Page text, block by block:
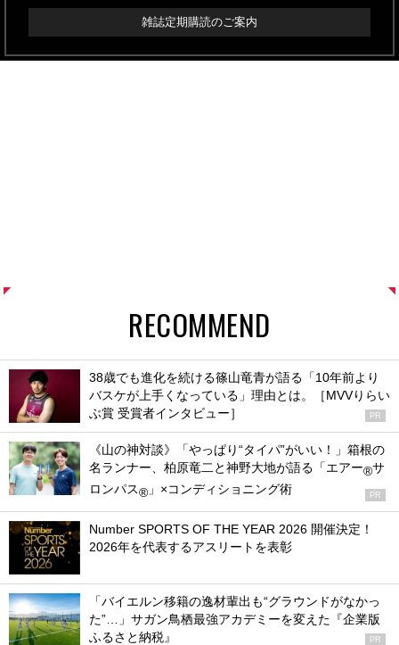
雑誌定期購読のご案内
RECOMMEND
38歳でも進化を続ける篠山竜青が語る「10年前より
バスケが上手くなっている」理由とは。［MVVりらい
ぶ賞 受賞者インタビュー］
PR
《山の神対談》「やっぱり“タイパ”がいい！」箱根の
名ランナー、柏原竜二と神野大地が語る「エアー®サ
ロンパス® 」×コンディショニング術 PR
Number SPORTS OF THE YEAR 2026 開催決定！
2026年を代表するアスリートを表彰
「バイエルン移籍の逸材輩出も“グラウンドがなかっ
た”…」サガン鳥栖最強アカデミーを変えた『企業版
ふるさと納税』
PR